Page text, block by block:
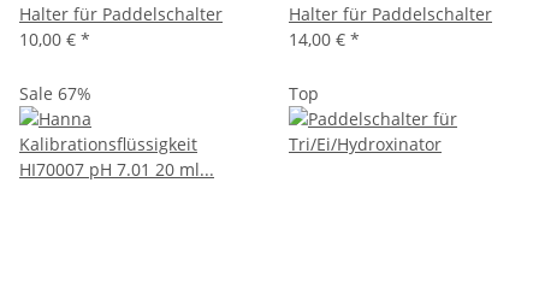
Halter für Paddelschalter
10,00 € *
Halter für Paddelschalter
14,00 € *
Sale 67% Top